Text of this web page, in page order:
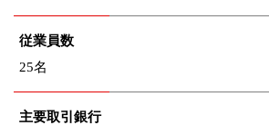
従業員数
25名
主要取引銀行